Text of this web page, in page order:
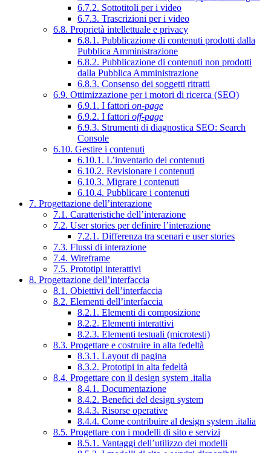
6.7.2. Sottotitoli per i video
6.7.3. Trascrizioni per i video
6.8. Proprietà intellettuale e privacy
6.8.1. Pubblicazione di contenuti prodotti dalla
Pubblica Amministrazione
6.8.2. Pubblicazione di contenuti non prodotti
dalla Pubblica Amministrazione
6.8.3. Consenso dei soggetti ritratti
6.9. Ottimizzazione per i motori di ricerca (SEO)
6.9.1. I fattori on-page
6.9.2. I fattori off-page
6.9.3. Strumenti di diagnostica SEO: Search
Console
6.10. Gestire i contenuti
6.10.1. L’inventario dei contenuti
6.10.2. Revisionare i contenuti
6.10.3. Migrare i contenuti
6.10.4. Pubblicare i contenuti
7. Progettazione dell’interazione
7.1. Caratteristiche dell’interazione
7.2. User stories per definire l’interazione
7.2.1. Differenza tra scenari e user stories
7.3. Flussi di interazione
7.4. Wireframe
7.5. Prototipi interattivi
8. Progettazione dell’interfaccia
8.1. Obiettivi dell’interfaccia
8.2. Elementi dell’interfaccia
8.2.1. Elementi di composizione
8.2.2. Elementi interattivi
8.2.3. Elementi testuali (microtesti)
8.3. Progettare e costruire in alta fedeltà
8.3.1. Layout di pagina
8.3.2. Prototipi in alta fedeltà
8.4. Progettare con il design system .italia
8.4.1. Documentazione
8.4.2. Benefici del design system
8.4.3. Risorse operative
8.4.4. Come contribuire al design system .italia
8.5. Progettare con i modelli di sito e servizi
8.5.1. Vantaggi dell’utilizzo dei modelli